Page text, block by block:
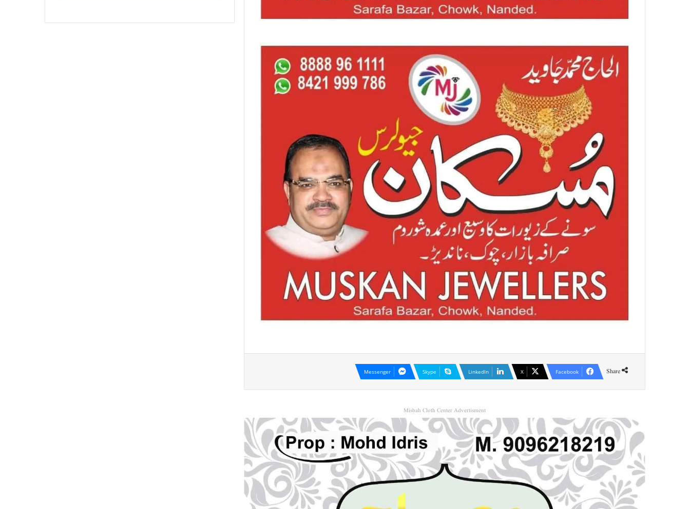
Share
Facebook
X
LinkedIn
Skype
Messenger
Misbah Cloth Center Advertisment